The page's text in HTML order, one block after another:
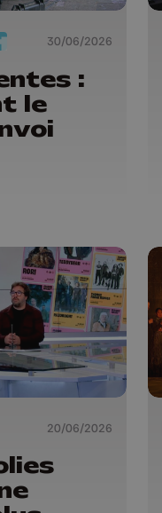
30/06/2026
:
le
20/06/2026